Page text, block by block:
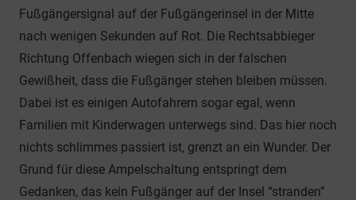
Fußgängersignal auf der Fußgängerinsel in der Mitte
nach wenigen Sekunden auf Rot. Die Rechtsabbieger
Richtung Offenbach wiegen sich in der falschen
Gewißheit, dass die Fußgänger stehen bleiben müssen.
Dabei ist es einigen Autofahrern sogar egal, wenn
Familien mit Kinderwagen unterwegs sind. Das hier noch
nichts schlimmes passiert ist, grenzt an ein Wunder. Der
Grund für diese Ampelschaltung entspringt dem
Gedanken, das kein Fußgänger auf der Insel “stranden”